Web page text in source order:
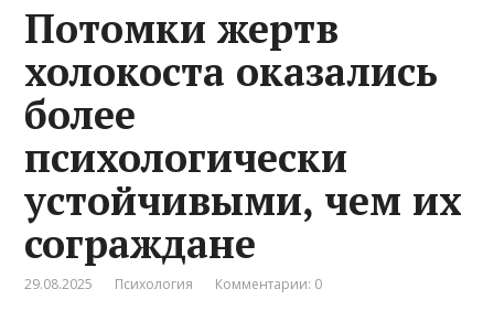
Потомки жертв
холокоста оказались
более
психологически
устойчивыми, чем их
сограждане
29.08.2025 Психология Комментарии: 0